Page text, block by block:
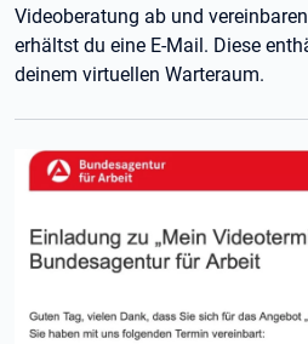
Videoberatung ab und
erhältst du eine E-Mail. Diese
deinem virtuellen Warteraum.